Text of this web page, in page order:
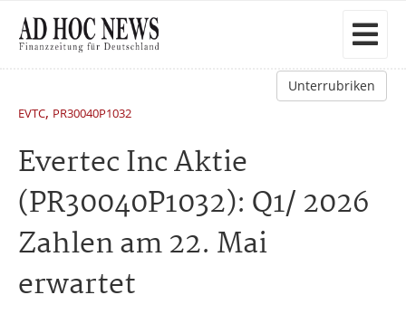
Unterrubriken
EVTC, PR30040P1032
Evertec Inc Aktie
(PR30040P1032): Q1/ 2026
Zahlen am 22. Mai
erwartet